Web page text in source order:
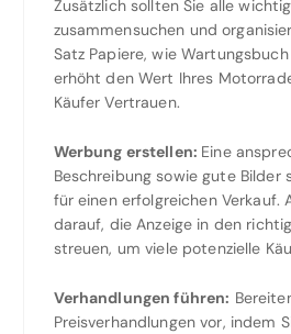
Zusätzlich sollten Sie alle
zusammensuchen und
Satz Papiere, wie
erhöht den Wert Ihres
Käufer Vertrauen.
Werbung erstellen: Eine
Beschreibung sowie gute Bilder
für einen erfolgreichen Verkauf.
darauf, die Anzeige in den
streuen, um viele potenzielle
Verhandlungen führen:
Preisverhandlungen vor, indem